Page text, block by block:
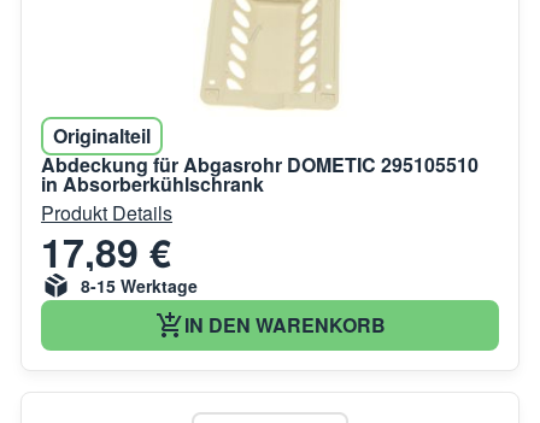
Originalteil
Abdeckung für Abgasrohr DOMETIC 295105510
in Absorberkühlschrank
Produkt Details
17,89 €
8-15 Werktage
IN DEN WARENKORB